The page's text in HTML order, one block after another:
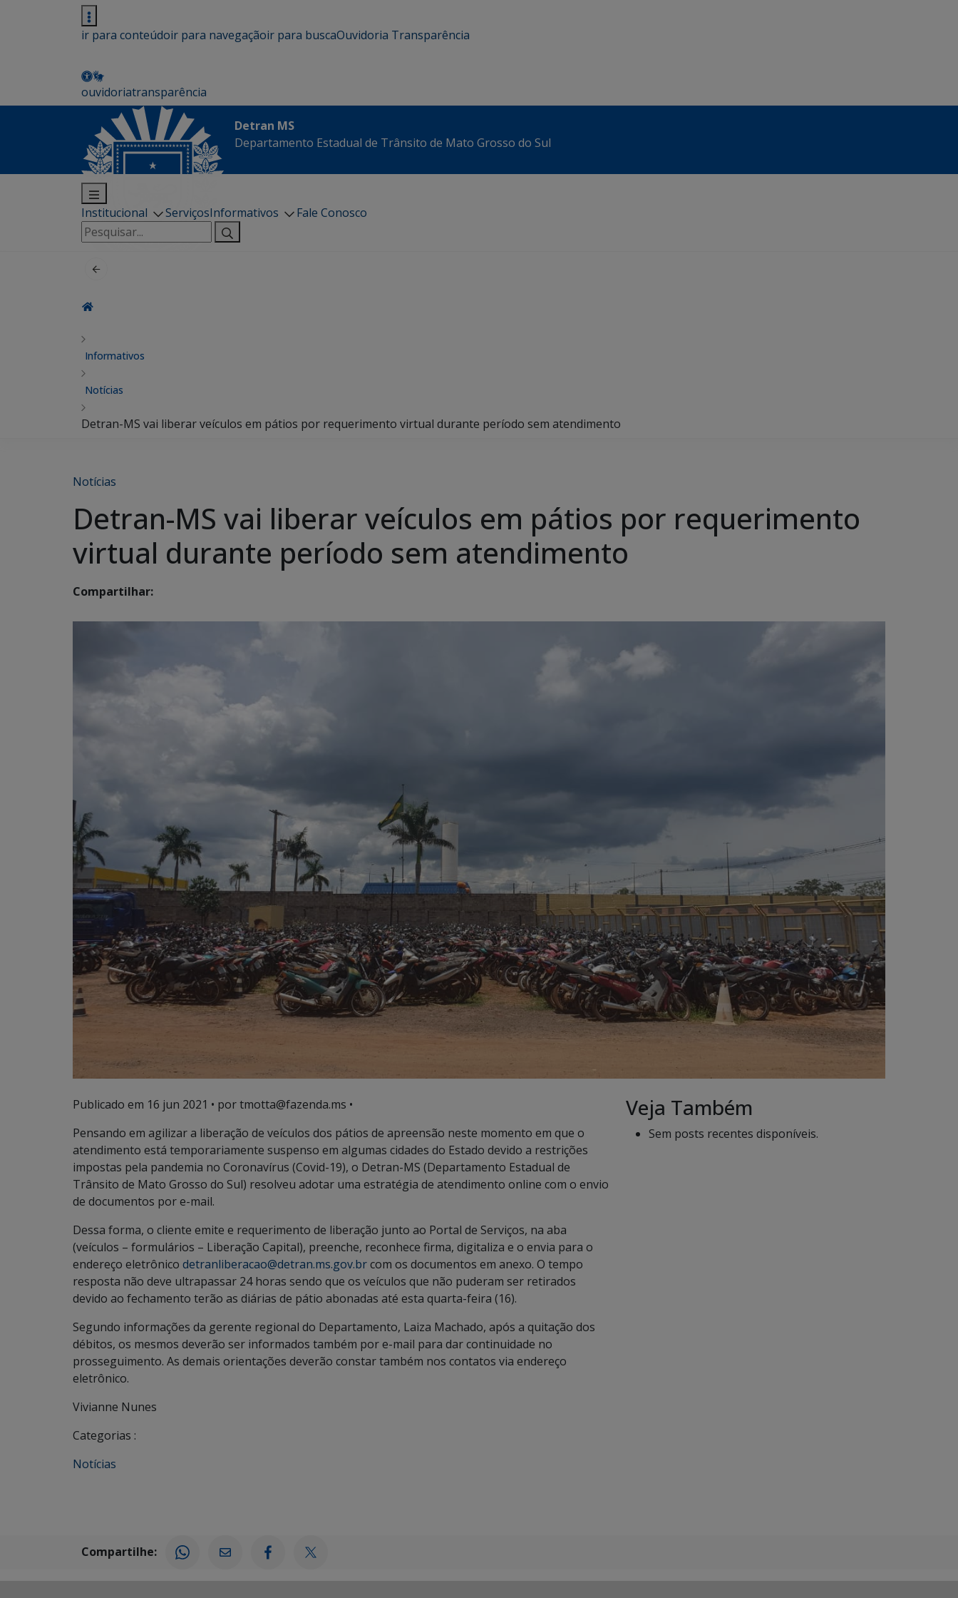
ir para conteúdoir para navegaçãoir para buscaOuvidoria Transparência
ouvidoriatransparência
Detran MS
Departamento Estadual de Trânsito de Mato Grosso do Sul
Institucional ServiçosInformativos
Fale Conosco
Pesquisar
por:
Informativos
Notícias
Detran-MS vai liberar veículos em pátios por requerimento virtual durante período sem atendimento
Notícias
Detran-MS vai liberar veículos em pátios por requerimento
virtual durante período sem atendimento
Compartilhar:
Publicado em 16 jun 2021 • por tmotta@fazenda.ms •
Pensando em agilizar a liberação de veículos dos pátios de apreensão neste momento em que o
atendimento está temporariamente suspenso em algumas cidades do Estado devido a restrições
impostas pela pandemia no Coronavírus (Covid-19), o Detran-MS (Departamento Estadual de
Trânsito de Mato Grosso do Sul) resolveu adotar uma estratégia de atendimento online com o envio
de documentos por e-mail.
Dessa forma, o cliente emite e requerimento de liberação junto ao Portal de Serviços, na aba
(veículos – formulários – Liberação Capital), preenche, reconhece firma, digitaliza e o envia para o
endereço eletrônico detranliberacao@detran.ms.gov.brcom os documentos em anexo. O tempo
resposta não deve ultrapassar 24 horas sendo que os veículos que não puderam ser retirados
devido ao fechamento terão as diárias de pátio abonadas até esta quarta-feira (16).
Segundo informações da gerente regional do Departamento, Laiza Machado, após a quitação dos
débitos, os mesmos deverão ser informados também por e-mail para dar continuidade no
prosseguimento. As demais orientações deverão constar também nos contatos via endereço
eletrônico.
Vivianne Nunes
Categorias :
Notícias
Veja Também
Sem posts recentes disponíveis.
Compartilhe: